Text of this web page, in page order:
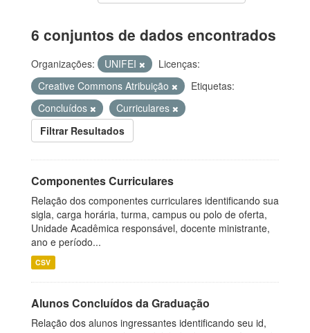
6 conjuntos de dados encontrados
Organizações: UNIFEI
Licenças:
Creative Commons Atribuição
Etiquetas:
Concluídos
Curriculares
Filtrar Resultados
Componentes Curriculares
Relação dos componentes curriculares identificando sua
sigla, carga horária, turma, campus ou polo de oferta,
Unidade Acadêmica responsável, docente ministrante,
ano e período...
CSV
Alunos Concluídos da Graduação
Relação dos alunos ingressantes identificando seu id,